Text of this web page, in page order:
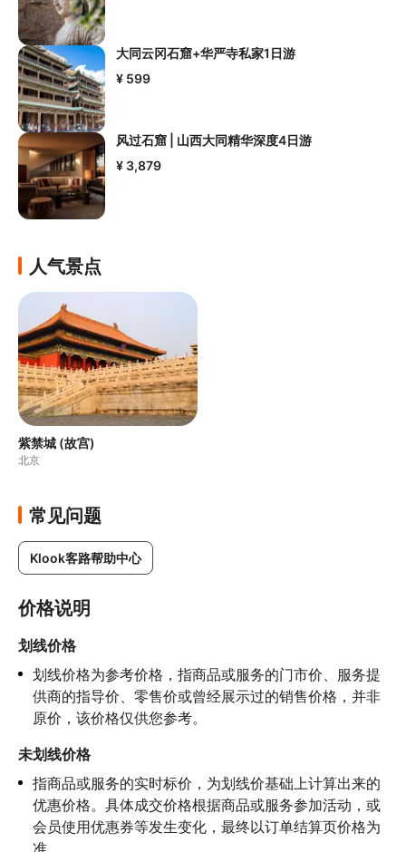
大同云冈石窟+华严寺私家1日游
¥ 599
风过石窟 | 山西大同精华深度4日游
¥ 3,879
人气景点
紫禁城 (故宫)
北京
常见问题
Klook客路帮助中心
价格说明
划线价格
划线价格为参考价格，指商品或服务的门市价、服务提
供商的指导价、零售价或曾经展示过的销售价格，并非
原价，该价格仅供您参考。
未划线价格
指商品或服务的实时标价，为划线价基础上计算出来的
优惠价格。具体成交价格根据商品或服务参加活动，或
会员使用优惠券等发生变化，最终以订单结算页价格为